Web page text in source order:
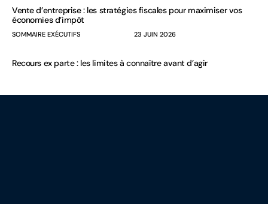
Vente d’entreprise : les stratégies fiscales pour maximiser vos
économies d’impôt
SOMMAIRE EXÉCUTIFS 23 JUIN 2026
Recours ex parte : les limites à connaître avant d’agir